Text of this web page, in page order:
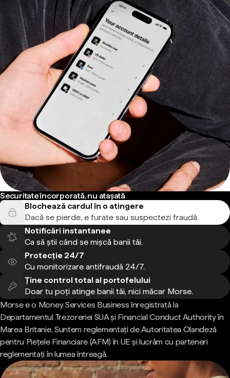
Securitate încorporată, nu atașată
Blochează cardul în o atingere
Dacă se pierde, e furate sau suspectezi fraudă.
Notificări instantanee
Ca să știi când se mișcă banii tăi.
Protecție 24/7
Cu monitorizare antifraudă 24/7.
Ține control total al portofelului
Doar tu poți atinge banii tăi, nici măcar Morse.
Morse e o Money Services Business înregistrată la
Departamentul Trezoreriei SUA și Financial Conduct Authority în
Marea Britanie. Suntem reglementați de Autoritatea Olandeză
pentru Piețele Financiare (AFM) în UE și lucrăm cu parteneri
reglementați în lumea întreagă.